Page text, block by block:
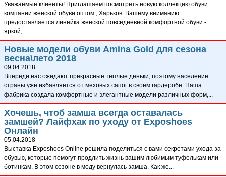
Уважаемые клиенты! Приглашаем посмотреть новую коллекцию обуви
компании женской обуви оптом , Харьков. Вашему вниманию
предоставляется линейка женской повседневной комфортной обуви -
яркой,...
Новые модели обуви Amina Gold для сезона
весна\лето 2018
09.04.2018
Впереди нас ожидают прекрасные теплые деньки, поэтому население
страны уже избавляется от меховых сапог в своем гардеробе. Наша
фабрика создала комфортные и элегантные модели различных форм,...
Хочешь, чтоб замша всегда оставалась
замшей? Лайфхак по уходу от Exposhoes
Онлайн
05.04.2018
Выставка Exposhoes Online решила поделиться с вами секретами ухода за
обувью, которые помогут продлить жизнь вашим любимым туфелькам или
ботинкам. В этом сезоне в моду вернулась замша. Как же...